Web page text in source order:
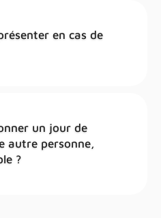
en cas de
un jour de
autre personne,
?